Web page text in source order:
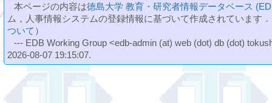
本ページの内容は徳島大学 教育・研究者情報データベース
ム，人事情報システムの登録情報に基づいて作成されています
ついて ）
--- EDB Working Group <edb-admin (at) web (dot) db (dot)
2026-08-07 19:15:07.